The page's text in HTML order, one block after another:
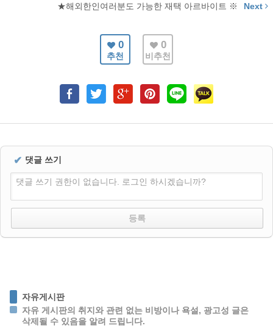
★해외한인여러분도 가능한 재택 아르바이트 ※ Next
0
추천
0
비추천
✔ 댓글 쓰기
댓글 쓰기 권한이 없습니다. 로그인 하시겠습니까?
자유게시판
자유 게시판의 취지와 관련 없는 비방이나 욕설, 광고성 글은
삭제될 수 있음을 알려 드립니다.